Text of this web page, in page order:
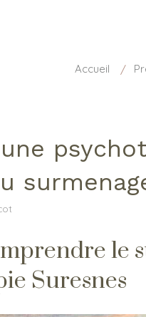
Accueil
le
Suresnes